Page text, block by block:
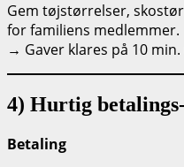
Gem tøjstørrelser,
for familiens medlemmer.
→ Gaver klares på 10
4) Hurtig
Betaling